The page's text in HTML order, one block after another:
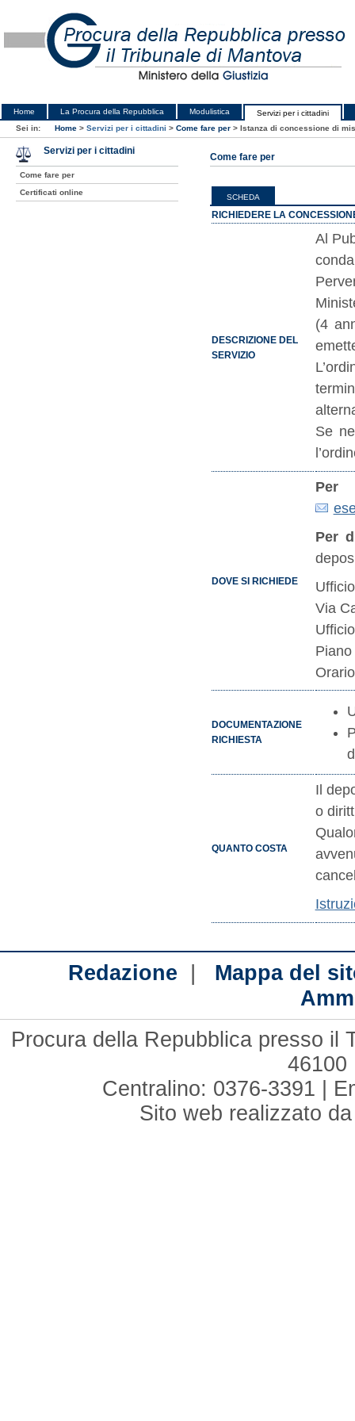
Home La Procura della Repubblica Modulistica
Servizi per i cittadini
Sei in:
Home > Servizi per i cittadini > Come fare per > Istanza di concessione di
Come fare per
SCHEDA
RICHIEDERE LA
DESCRIZIONE DEL
SERVIZIO
Al
(4
Se
DOVE SI RICHIEDE
Per
Via
Piano
DOCUMENTAZIONE
RICHIESTA
QUANTO COSTA
Il
o
Servizi per i cittadini
Come fare per
Certificati online
Redazione | Mappa del
Procura della Repubblica presso il
46100
Centralino: 0376-3391 |
Sito web realizzato